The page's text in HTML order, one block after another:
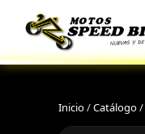
Inicio/Catálogo/